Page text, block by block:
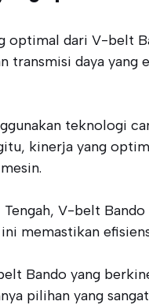
optimal dari V-belt
transmisi daya yang
teknologi
kinerja yang
Tengah, V-belt
memastikan
Bando yang
pilihan yang